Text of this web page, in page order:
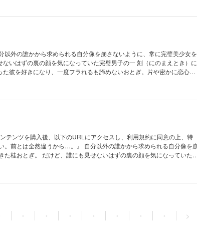
いはずの裏の顔を気になっていた完璧男子の一 刻（にのまえとき）に
彼を好きになり、一度フラれるも諦めないおとぎ。片や密かに恋心を
テンツを購入後、以下のURLにアクセスし、利用規約に同意の上、特
た桂おとぎ。 だけど、誰にも見せないはずの裏の顔を気になっていた
る２人に大反響！ 完璧を装う男女の不
・ ・ ・ ・ ・ ・ ・ >